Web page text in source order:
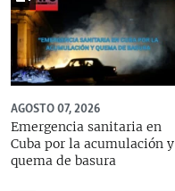
AGOSTO 07, 2026
Emergencia sanitaria en
Cuba por la acumulación y
quema de basura